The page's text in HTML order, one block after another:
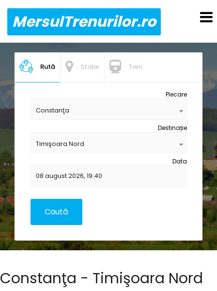
MersulTrenurilor.ro
Rută Stație Tren
Plecare
Constanţa
Destinație
Timişoara Nord
Data
Constanţa - Timişoara Nord